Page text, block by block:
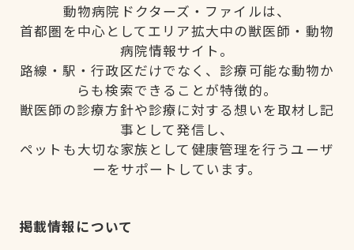
動物病院ドクターズ・ファイルは、
首都圏を中心としてエリア拡大中の獣医師・動物
病院情報サイト。
路線・駅・行政区だけでなく、診療可能な動物か
らも検索できることが特徴的。
獣医師の診療方針や診療に対する想いを取材し記
事として発信し、
ペットも大切な家族として健康管理を行うユーザ
ーをサポートしています。
掲載情報について